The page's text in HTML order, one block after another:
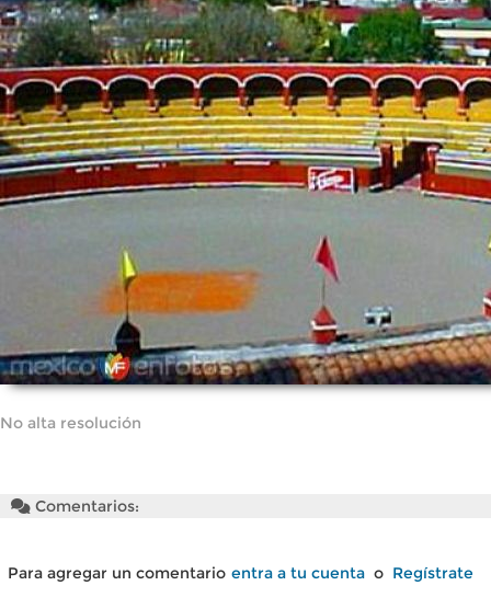
No alta resolución
Comentarios:
Para agregar un comentario entra a tu cuenta o Regístrate